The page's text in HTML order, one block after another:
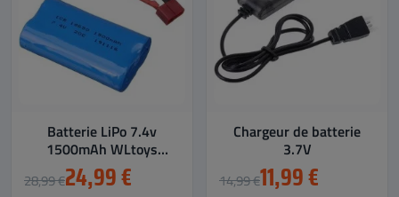
Batterie LiPo 7.4v
1500mAh WLtoys
12423, 12428, 12401,
12402,...
28,99 €24,99 €
Chargeur de batterie
3.7V
14,99 €11,99 €